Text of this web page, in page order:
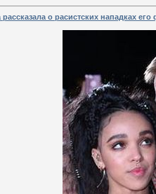
о расистских нападках его